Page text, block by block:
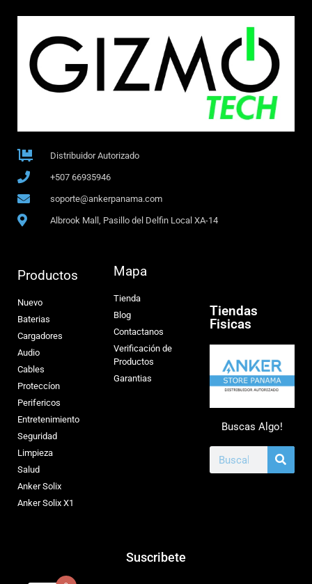
Distribuidor Autorizado
+507 66935946
soporte@ankerpanama.com
Albrook Mall, Pasillo del Delfin Local XA-14
Productos
Nuevo
Baterias
Cargadores
Audio
Cables
Proteccíon
Perifericos
Entretenimiento
Seguridad
Limpieza
Salud
Anker Solix
Anker Solix X1
Mapa
Tienda
Blog
Contactanos
Verificación de
Productos
Garantias
Tiendas
Fisicas
Buscas Algo!
Suscribete